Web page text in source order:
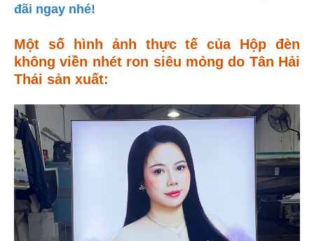
đãi ngay nhé!
Một số hình ảnh thực tế của Hộp đèn
không viền nhét ron siêu mỏng do Tân Hải
Thái sản xuất: